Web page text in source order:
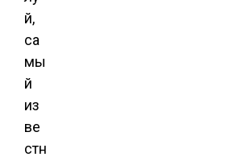
й,
са
мы
й
из
ве
стн